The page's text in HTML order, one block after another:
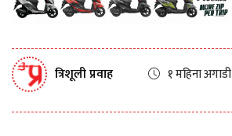
त्रिशूली प्रवाह १ महिना अगाडी